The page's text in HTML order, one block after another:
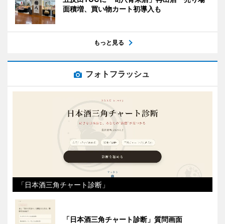
面積増、買い物カート初導入も
もっと見る
フォトフラッシュ
「日本酒三角チャート診断」
「日本酒三角チャート診断」質問画面